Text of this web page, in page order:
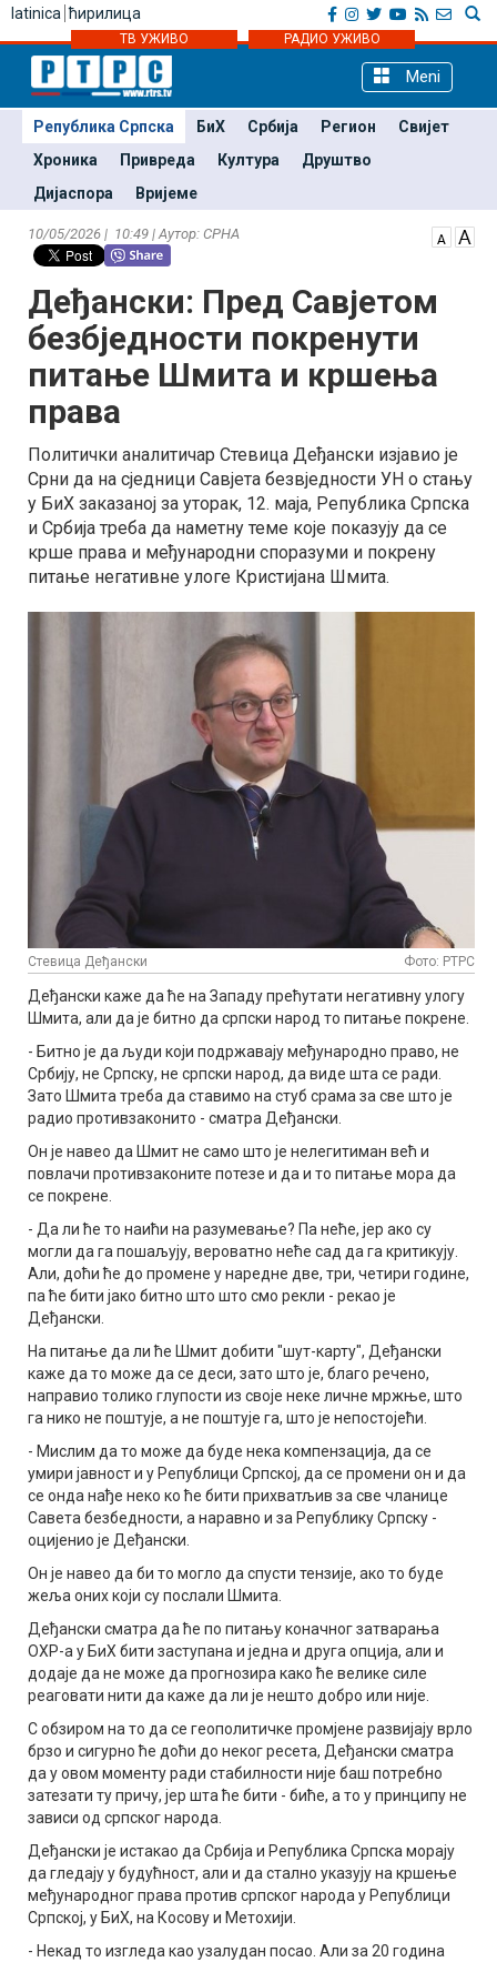
latinica ћирилица
ТВ УЖИВО РАДИО УЖИВО
Meni
Република Српска БиХ Србија Регион
Свијет
Хроника
Привреда Култура
Друштво
Дијаспора
Вријеме
10/05/2026 | 10:49 | Аутор: СРНА
Деђански: Пред Савјетом
безбједности покренути
питање Шмита и кршења
права
Политички аналитичар Стевица Деђански изјавио је
Срни да на сједници Савјета безвједности УН о стању
у БиХ заказаној за уторак, 12. маја, Република Српска
и Србија треба да наметну теме које показују да се
крше права и међународни споразуми и покрену
питање негативне улоге Кристијана Шмита.
Стевица Деђански Фото: РТРС
Деђански каже да ће на Западу прећутати негативну улогу
Шмита, али да је битно да српски народ то питање покрене.
- Битно је да људи који подржавају међународно право, не
Србију, не Српску, не српски народ, да виде шта се ради.
Зато Шмита треба да ставимо на стуб срама за све што је
радио противзаконито - сматра Деђански.
Он је навео да Шмит не само што је нелегитиман већ и
повлачи противзаконите потезе и да и то питање мора да
се покрене.
- Да ли ће то наићи на разумевање? Па неће, јер ако су
могли да га пошаљују, вероватно неће сад да га критикују.
Али, доћи ће до промене у наредне две, три, четири године,
па ће бити јако битно што што смо рекли - рекао је
Деђански.
На питање да ли ће Шмит добити "шут-карту", Деђански
каже да то може да се деси, зато што је, благо речено,
направио толико глупости из своје неке личне мржње, што
га нико не поштује, а не поштује га, што је непостојећи.
- Мислим да то може да буде нека компензација, да се
умири јавност и у Републици Српској, да се промени он и да
се онда нађе неко ко ће бити прихватљив за све чланице
Савета безбедности, а наравно и за Републику Српску -
оцијенио је Деђански.
Он је навео да би то могло да спусти тензије, ако то буде
жеља оних који су послали Шмита.
Деђански сматра да ће по питању коначног затварања
ОХР-а у БиХ бити заступана и једна и друга опција, али и
додаје да не може да прогнозира како ће велике силе
реаговати нити да каже да ли је нешто добро или није.
С обзиром на то да се геополитичке промјене развијају врло
брзо и сигурно ће доћи до неког ресета, Деђански сматра
да у овом моменту ради стабилности није баш потребно
затезати ту причу, јер шта ће бити - биће, а то у принципу не
зависи од српског народа.
Деђански је истакао да Србија и Република Српска морају
да гледају у будућност, али и да стално указују на кршење
међународног права против српског народа у Републици
Српској, у БиХ, на Косову и Метохији.
- Некад то изгледа као узалудан посао. Али за 20 година